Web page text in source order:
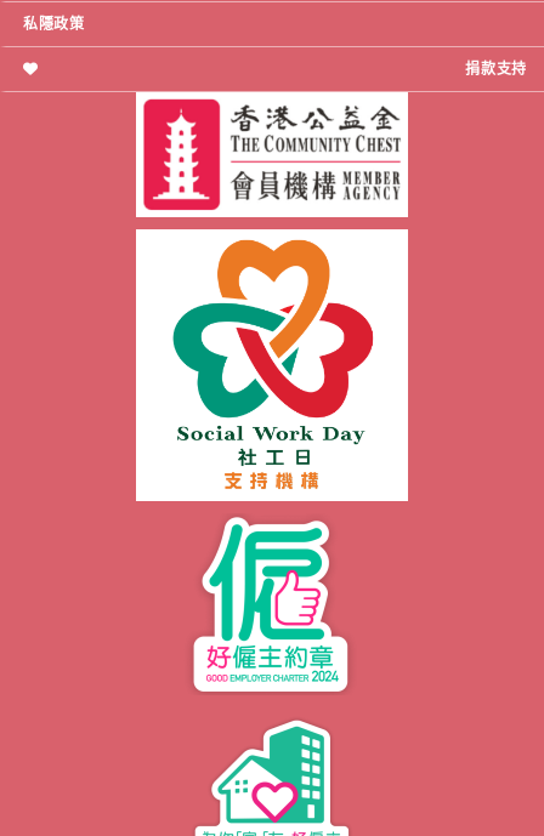
私隱政策
捐款支持